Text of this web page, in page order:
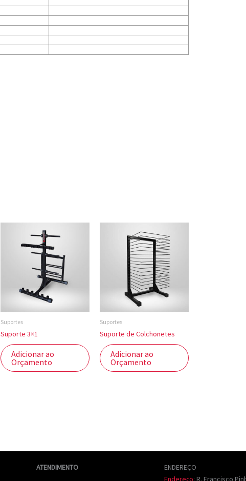
Suportes
Suporte 3×1
Adicionar ao
Orçamento
Suportes
Suporte de Colchonetes
Adicionar ao
Orçamento
ATENDIMENTO
ENDEREÇO